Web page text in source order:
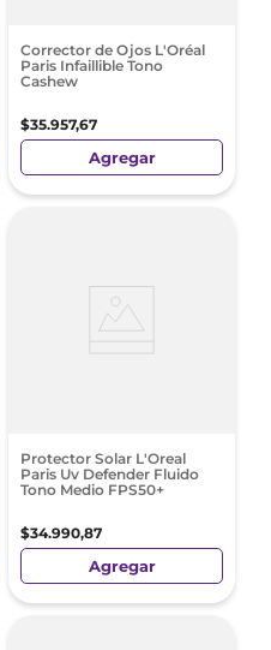
Corrector de Ojos L'Oréal
Paris Infaillible Tono
Cashew
$35.957,67
Agregar
Protector Solar L'Oreal
Paris Uv Defender Fluido
Tono Medio FPS50+
$34.990,87
Agregar